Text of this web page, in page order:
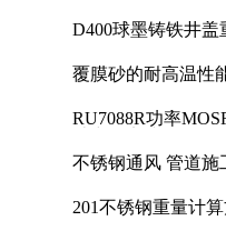
D400球墨铸铁井盖
覆膜砂的耐高温性
RU7088R功率
不锈钢通风 管道施
201不锈钢重量计